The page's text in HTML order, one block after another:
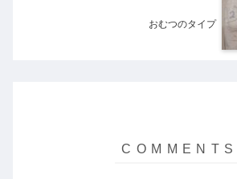
おむつのタイプ